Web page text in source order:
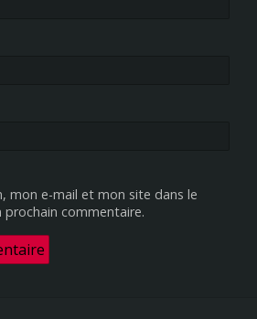
mon e-mail et mon site dans le
commentaire.